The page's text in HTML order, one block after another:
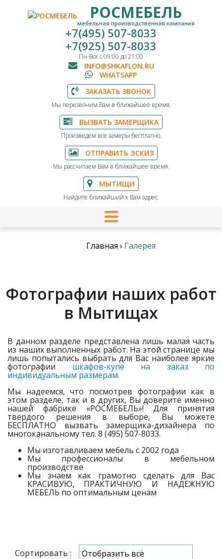
РОСМЕБЕЛЬ
мебельная производственная компания
+7(495) 507-8033
+7(925) 507-8033
Пн-Вск с 09:00 до 21:00
INFO@SHKAFLON.RU
WHATSAPP
ЗАКАЗАТЬ ЗВОНОК
Мы перезвоним Вам в ближайшее время.
ВЫЗВАТЬ ЗАМЕРЩИКА
Произведем все замеры бесплатно.
ОТПРАВИТЬ ЭСКИЗ
Мы рассчитаем Вам в ближайшее время.
МЫТИЩИ
Найдите ближайший к Вам адрес.
Главная › Галерея
Фотографии наших работ
в Мытищах
В данном разделе представлена лишь малая часть
из наших выполненных работ. На этой странице мы
лишь попытались выбрать для Вас наиболее яркие
фотографии шкафов-купе на заказ по
индивидуальным размерам.
Мы надеемся, что посмотрев фотографии как в
этом разделе, так и в других, Вы доверите именно
нашей фабрике «РОСМЕБЕЛЬ»! Для принятия
твердого решения в выборе, Вы можете
БЕСПЛАТНО вызвать замерщика-дизайнера по
многоканальному тел. 8 (495) 507-8033.
Мы изготавливаем мебель с 2002 года
Мы профессионалы в мебельном
производстве
Мы знаем как грамотно сделать для Вас
КРАСИВУЮ, ПРАКТИЧНУЮ И НАДЕЖНУЮ
МЕБЕЛЬ по оптимальным ценам
Сортировать :